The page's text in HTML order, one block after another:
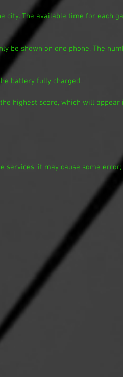
The available time for each
be shown on one phone. The
battery fully charged.
highest score, which will
services, it may cause some